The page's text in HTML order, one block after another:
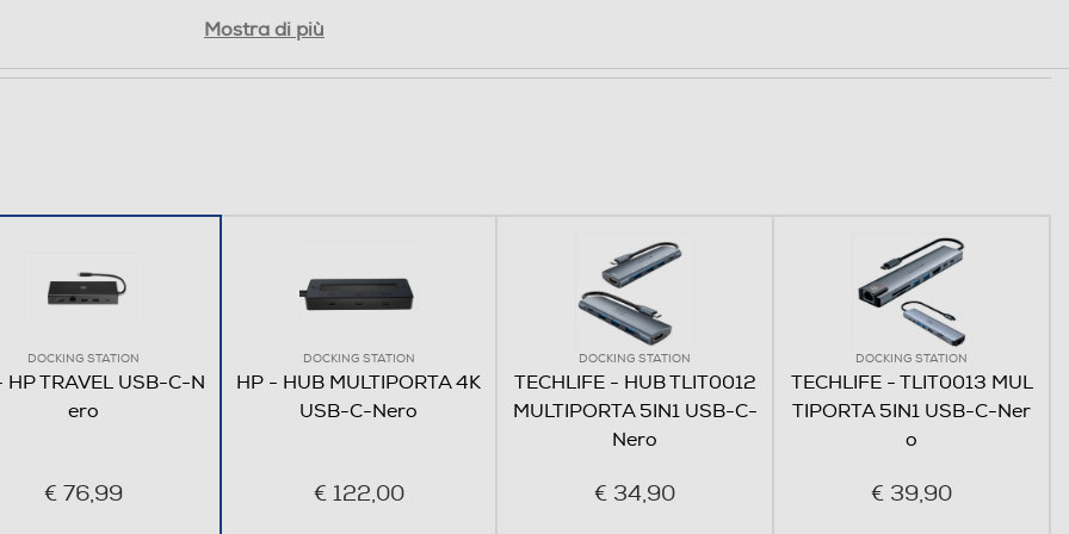
prestazioni
Più memoria. Più efficienza.
Risparmia tempo con un lettore di schede di memoria in grado di trasferire
contenuti SD e Micro SD (TF) contemporaneamente.
W o 90 W.
Mostra di più
DOCKING STATION
HP TRAVEL USB-C-N
ero
€ 76,99
DOCKING STATION
HP - HUB MULTIPORTA 4K
USB-C-Nero
€ 122,00
DOCKING STATION
TECHLIFE - HUB TLIT0012
MULTIPORTA 5IN1 USB-C-
Nero
€ 34,90
DOCKING STATION
TECHLIFE - TLIT0013 MUL
TIPORTA 5IN1 USB-C-Ner
o
€ 39,90